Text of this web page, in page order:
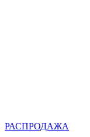
РАСПРОДАЖА